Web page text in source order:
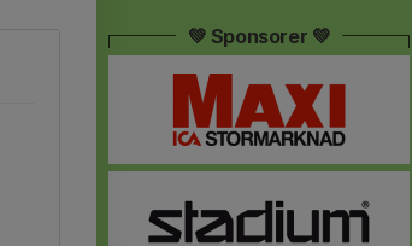
💚 Sponsorer 💚